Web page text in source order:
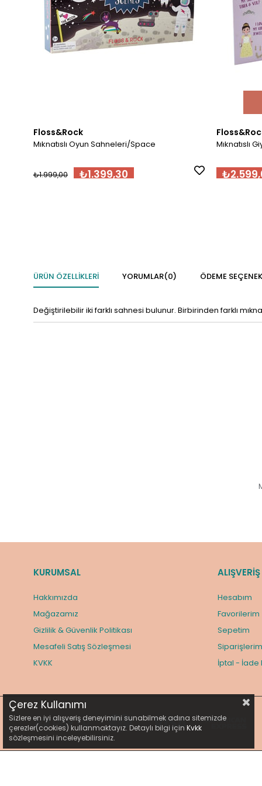
Floss&Rock
Mıknatıslı Oyun Sahneleri/Space
₺1.399,30
₺1.999,00
Mıknatıslı
ÜRÜN ÖZELLIKLERI YORUMLAR(0) ÖDEME
Değiştirilebilir iki farklı sahnesi bulunur. Birbirinden farklı
KURUMSAL
Hakkımızda
Mağazamız
Gizlilik & Güvenlik Politikası
Mesafeli Satış Sözleşmesi
KVKK
ALIŞVERİŞ
Hesabım
Favorilerim
Sepetim
Siparişlerim
İptal - İade
Çerez Kullanımı
Sizlere en iyi alışveriş deneyimini sunabilmek adına sitemizde
çerezler(cookies) kullanmaktayız. Detaylı bilgi için Kvkk
sözleşmesini inceleyebilirsiniz.